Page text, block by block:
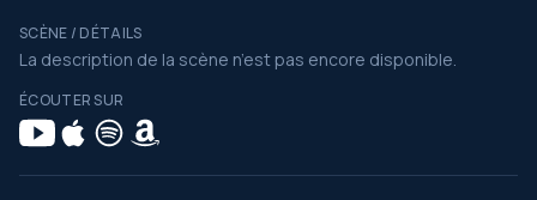
SCÈNE / DÉTAILS
La description de la scène n’est pas encore disponible.
ÉCOUTER SUR